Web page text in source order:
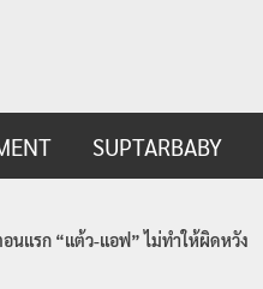
SUPTARBABY
อนแรก “แต้ว-แอฟ” ไม่ทำให้ผิดหวัง